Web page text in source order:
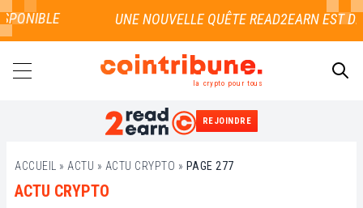
la crypto pour tous
REJOINDRE
ACCUEIL » ACTU » ACTU CRYPTO » PAGE 277
ACTU CRYPTO